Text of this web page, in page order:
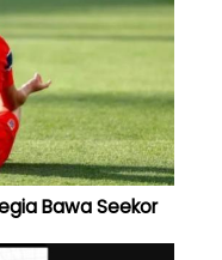
Bawa Seekor